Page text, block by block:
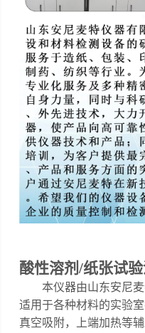
酸性溶剂/纸张试
本仪器由山东安尼
适用于各种材料的实验
真空吸附，上端加热等